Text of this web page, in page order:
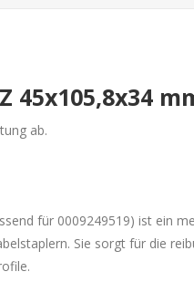
45x105,8x34
ab.
für 0009249519) ist ein
Sie sorgt für die